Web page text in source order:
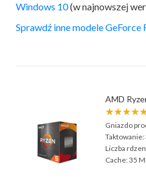
Windows 10(w najnowszej
Sprawdź inne modele
AMD
Gniazdo
Taktowanie:
Liczba
Cache:35